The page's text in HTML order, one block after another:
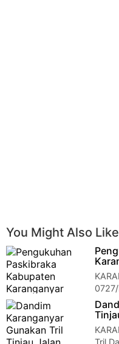
You Might Also
Yudha Ardhitama, S.I.P.,
Tril